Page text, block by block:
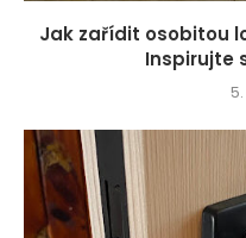
Jak zařídit osobitou
Inspirujte